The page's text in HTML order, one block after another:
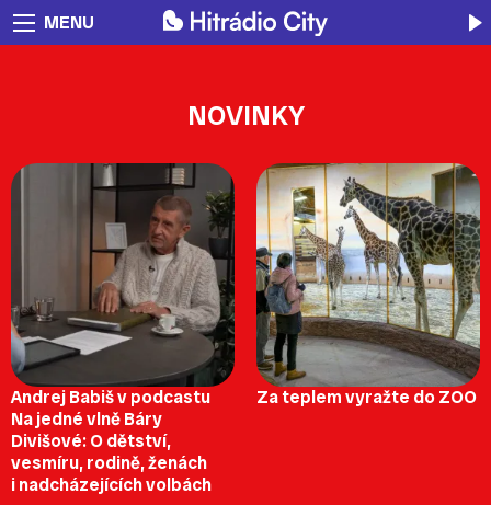
MENU
NOVINKY
Andrej Babiš v podcastu
Na jedné vlně Báry
Divišové: O dětství,
vesmíru, rodině, ženách
i nadcházejících volbách
Za teplem vyražte do ZOO